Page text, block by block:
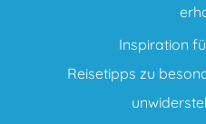
Inspiration
Reisetipps zu